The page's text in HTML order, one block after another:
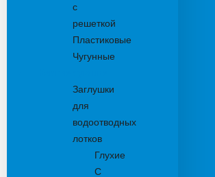
с
решеткой
Пластиковые
Чугунные
Заглушки
для
водоотводных
лотков
Глухие
С